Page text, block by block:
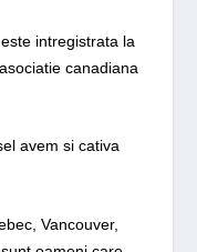
intregistrata la
canadiana
avem si cativa
Vancouver,